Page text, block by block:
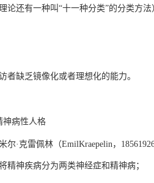
还有一种叫“十一种分类”的分类方法
者缺乏镜像化或者理想化的能力。
神病性人格
尔·克雷佩林（EmilKraepelin，
精神疾病分为两类神经症和精神病；